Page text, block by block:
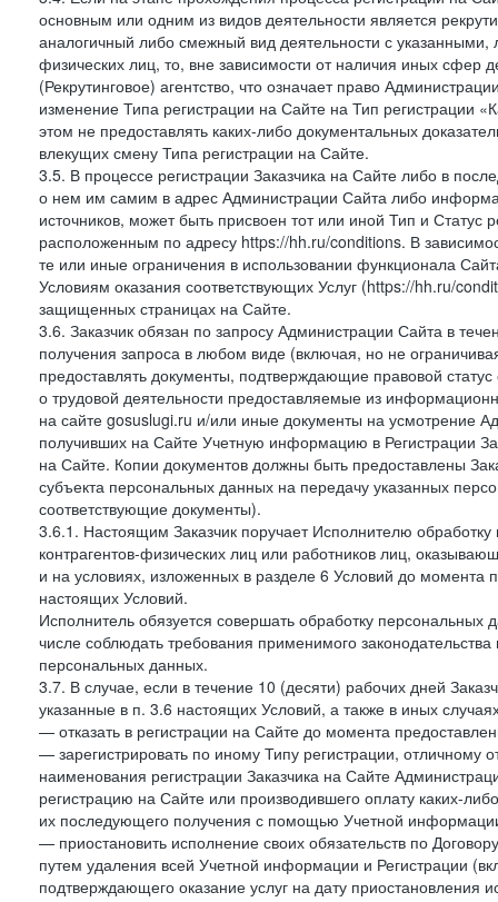
основным или одним из видов деятельности является
аналогичный либо смежный вид деятельности с
физических лиц, то, вне зависимости от наличия иных сфер
(Рекрутинговое) агентство, что означает право
изменение Типа регистрации на Сайте на Тип регистрации
этом не предоставлять каких-либо документальных
влекущих смену Типа регистрации на Сайте.
3.5. В процессе регистрации Заказчика на Сайте либо в
о нем им самим в адрес Администрации Сайта либо
источников, может быть присвоен тот или иной Тип и
расположенным по адресу https://hh.ru/conditions. В
те или иные ограничения в использовании функционала
Условиям оказания соответствующих Услуг (https://hh.ru/
защищенных страницах на Сайте.
3.6. Заказчик обязан по запросу Администрации Сайта в
получения запроса в любом виде (включая, но не
предоставлять документы, подтверждающие правовой
о трудовой деятельности предоставляемые из
на сайте gosuslugi.ru и/или иные документы на усмотрение
получивших на Сайте Учетную информацию в Регистрации
на Сайте. Копии документов должны быть предоставлены
субъекта персональных данных на передачу указанных
соответствующие документы).
3.6.1. Настоящим Заказчик поручает Исполнителю
контрагентов-физических лиц или работников лиц,
и на условиях, изложенных в разделе 6 Условий до момента
настоящих Условий.
Исполнитель обязуется совершать обработку
числе соблюдать требования применимого
персональных данных.
3.7. В случае, если в течение 10 (десяти) рабочих дней
указанные в п. 3.6 настоящих Условий, а также в иных
— отказать в регистрации на Сайте до момента
— зарегистрировать по иному Типу регистрации, отличному
наименования регистрации Заказчика на Сайте
регистрацию на Сайте или производившего оплату каких-
их последующего получения с помощью Учетной
— приостановить исполнение своих обязательств по
путем удаления всей Учетной информации и Регистрации
подтверждающего оказание услуг на дату приостановления